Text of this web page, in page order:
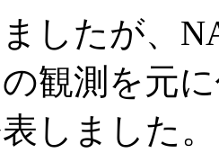
したが、
観測を元
しました。